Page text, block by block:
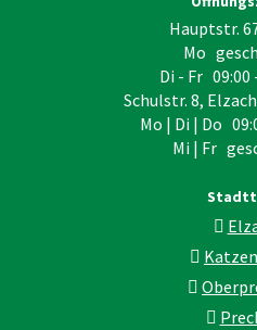
Hauptstr.
Mo
Di - Fr 09:00
Schulstr. 8,
Mo | Di | Do
Mi | Fr